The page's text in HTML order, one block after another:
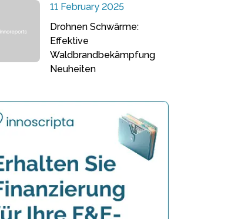
11 February 2025
Drohnen Schwärme:
Effektive
Waldbrandbekämpfung
Neuheiten